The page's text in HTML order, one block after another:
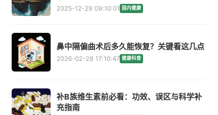
2025-12-29 09:10:01 国内健康
鼻中隔偏曲术后多久能恢复？关键看这几点
2026-02-28 17:10:47 健康科普
补B族维生素前必看：功效、误区与科学补
充指南